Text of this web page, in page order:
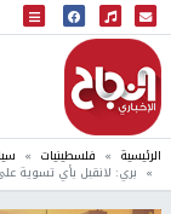
البث المباشر
إذاعة النجاح
الرئيسية فلسطينيات
بري: لانقبل بأي تسوية